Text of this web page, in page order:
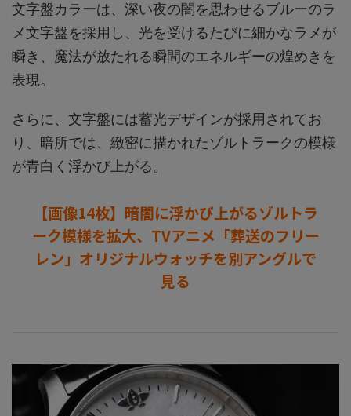
文字盤カラーは、深い夜の闇を思わせるブルーのラ
メ文字盤を採用し、光を受けるたびに細かなラメが
瞬き、魔法が放たれる瞬間のエネルギーの煌めきを
表現。
さらに、文字盤には蓄光デザインが採用されてお
り、暗所では、緻密に描かれたゾルトラークの模様
が青白く浮かび上がる。
【画像14枚】暗闇に浮かび上がるゾルトラ
ーク模様を拡大、TVアニメ「葬送のフリー
レン」オリジナルウォッチを別アングルで
見る